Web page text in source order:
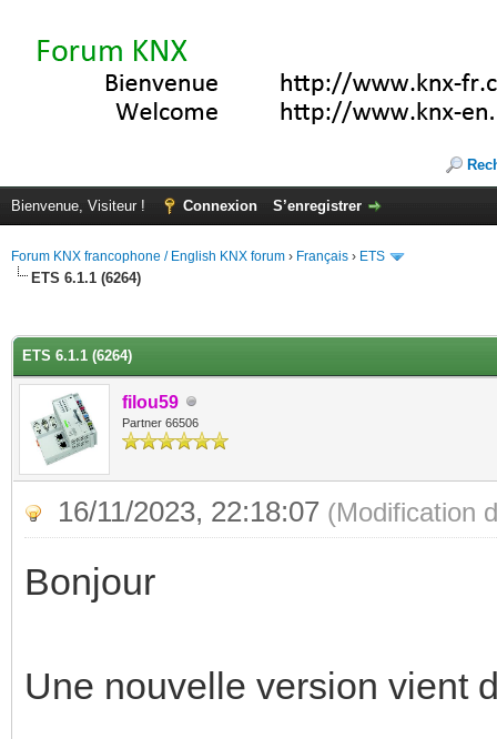
Bienvenue, Visiteur ! Connexion S’enregistrer
Forum KNX francophone / English KNX forum › Français › ETS
ETS 6.1.1 (6264)
ETS 6.1.1 (6264)
filou59
Partner 66506
16/11/2023, 22:18:07 (Modification
Bonjour
Une nouvelle version vient